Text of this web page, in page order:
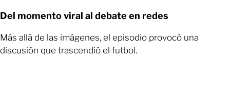
Del momento viral al debate en redes
Más allá de las imágenes, el episodio provocó una
discusión que trascendió el futbol.